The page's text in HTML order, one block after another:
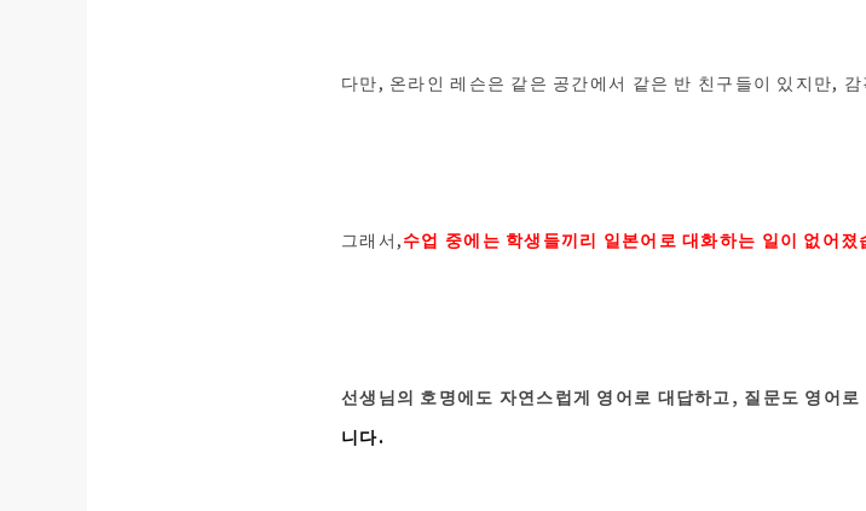
다만, 온라인 레슨은 같은 공간에서 같은 반 친구들이 있지만,
그래서,수업 중에는 학생들끼리 일본어로 대화하는 일이 없어졌
선생님의 호명에도 자연스럽게 영어로 대답하고, 질문도 영어로
니다.